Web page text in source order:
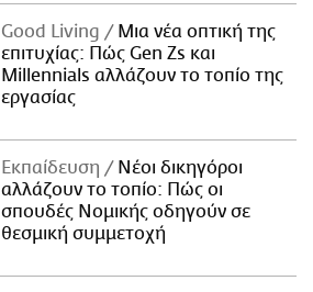
Good Living
Μια νέα οπτική της
επιτυχίας: Πώς Gen Zs και
Millennials αλλάζουν το τοπίο της
εργασίας
Εκπαίδευση
Νέοι δικηγόροι
αλλάζουν το τοπίο: Πώς οι
σπουδές Νομικής οδηγούν σε
θεσμική συμμετοχή